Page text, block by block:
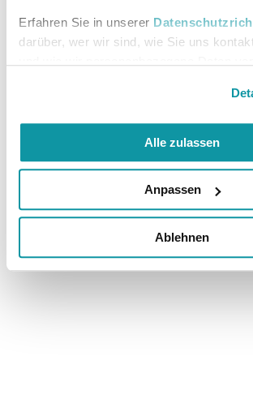
Erfahren Sie in unserer
darüber, wer wir sind, wie Sie uns
Alle zulassen
Anpassen
Ablehnen